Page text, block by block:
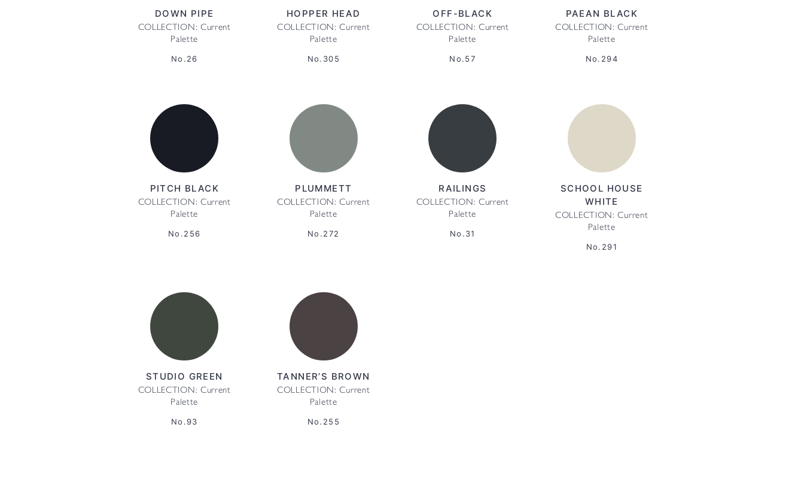
DOWN PIPE
COLLECTION: Current
Palette
No.26
HOPPER HEAD
COLLECTION: Current
Palette
No.305
OFF-BLACK
COLLECTION: Current
Palette
No.57
PAEAN BLACK
COLLECTION: Current
Palette
No.294
PITCH BLACK
COLLECTION: Current
Palette
No.256
PLUMMETT
COLLECTION: Current
Palette
No.272
RAILINGS
COLLECTION: Current
Palette
No.31
SCHOOL HOUSE
WHITE
COLLECTION: Current
Palette
No.291
STUDIO GREEN
COLLECTION: Current
Palette
No.93
TANNER’S BROWN
COLLECTION: Current
Palette
No.255